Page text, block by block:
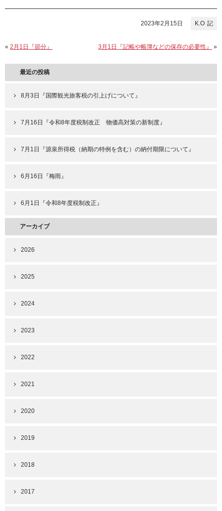
K.O
2023年2月15日
« 2月1日『節分』 3月1日『記帳や帳簿などの保存の必要性』 »
最近の投稿
8月3日『国際観光旅客税の引上げについて』
7月16日『令和8年度税制改正 物価高対策の新制度』
7月1日『源泉所得税（納期の特例を含む）の納付期限について』
6月16日『梅雨』
6月1日『令和8年度税制改正』
アーカイブ
2026
2025
2024
2023
2022
2021
2020
2019
2018
2017